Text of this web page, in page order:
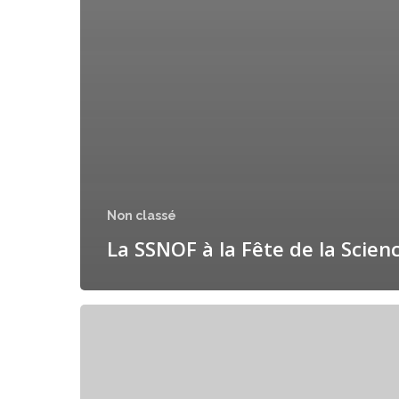
Non classé
La SSNOF à la Fête de la